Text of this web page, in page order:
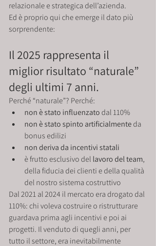
relazionale e strategica dell’azienda.
Ed è proprio qui che emerge il dato più
sorprendente:
Il 2025 rappresenta il
miglior risultato “naturale”
degli ultimi 7 anni.
Perché “naturale”? Perché:
non è stato influenzato dal 110%
non è stato spinto artificialmente da
bonus edilizi
non deriva da incentivi statali
è frutto esclusivo del lavoro del team,
della fiducia dei clienti e della qualità
del nostro sistema costruttivo
Dal 2021 al 2024 il mercato era drogato dal
110%: chi voleva costruire o ristrutturare
guardava prima agli incentivi e poi ai
progetti. Il venduto di quegli anni, per
tutto il settore, era inevitabilmente